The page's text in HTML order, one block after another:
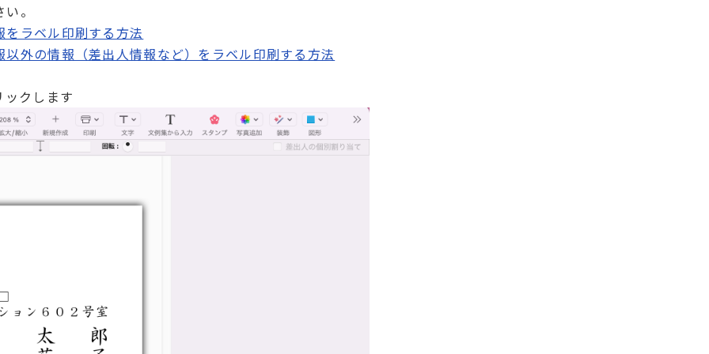
。
ラベル印刷する方法
外の情報（差出人情報など）をラベル印刷する方法
クします